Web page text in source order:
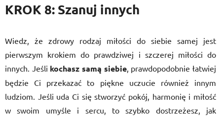
KROK 8: Szanuj innych
Wiedz, że zdrowy rodzaj miłości do siebie samej jest
pierwszym krokiem do prawdziwej i szczerej miłości do
innych. Jeśli kochasz samą siebie, prawdopodobnie łatwiej
będzie Ci przekazać to piękne uczucie również innym
ludziom. Jeśli uda Ci się stworzyć pokój, harmonię i miłość
w swoim umyśle i sercu, to szybko dostrzeżesz, jak